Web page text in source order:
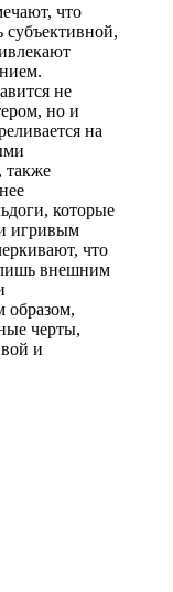
что
субъективной,
не
но и
на
также
которые
игривым
что
лишь внешним
образом,
черты,
и